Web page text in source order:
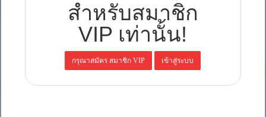
สำหรับสมาชิก
VIP เท่านั้น!